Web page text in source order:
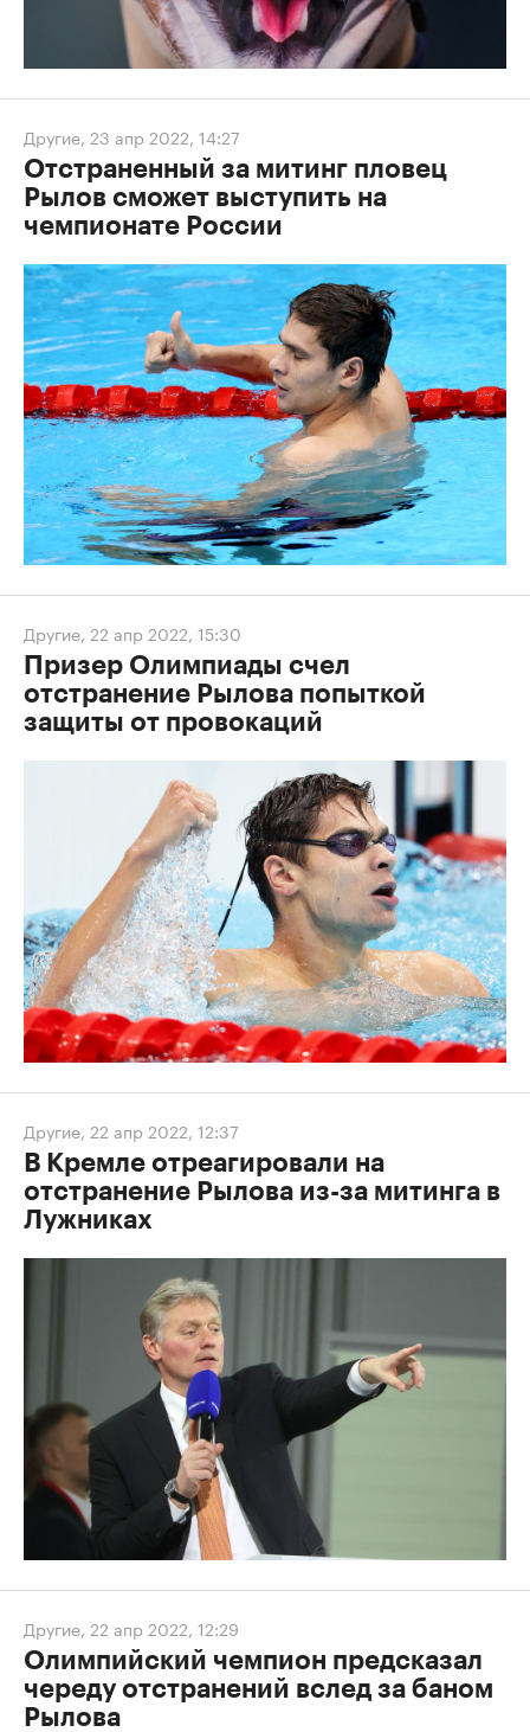
Другие, 23 апр 2022, 14:27
Отстраненный за митинг пловец
Рылов сможет выступить на
чемпионате России
Другие, 22 апр 2022, 15:30
Призер Олимпиады счел
отстранение Рылова попыткой
защиты от провокаций
Другие, 22 апр 2022, 12:37
В Кремле отреагировали на
отстранение Рылова из-за митинга в
Лужниках
Другие, 22 апр 2022, 12:29
Олимпийский чемпион предсказал
череду отстранений вслед за баном
Рылова